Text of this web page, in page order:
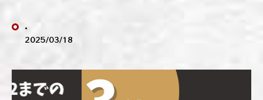
.
2025/03/18